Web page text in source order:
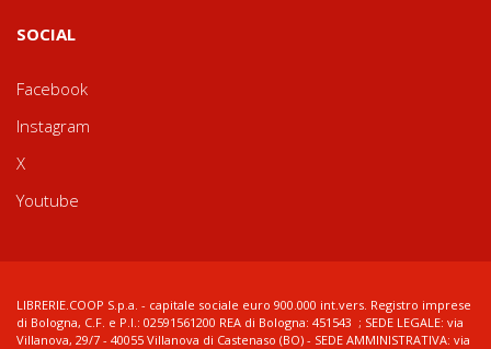
SOCIAL
Facebook
Instagram
X
Youtube
LIBRERIE.COOP S.p.a. - capitale sociale euro 900.000 int.vers. Registro imprese
di Bologna, C.F. e P.I.: 02591561200 REA di Bologna: 451543 ; SEDE LEGALE: via
Villanova, 29/7 - 40055 Villanova di Castenaso (BO) - SEDE AMMINISTRATIVA: via